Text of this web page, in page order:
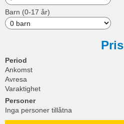
Barn (0-17 år)
Pris
Period
Ankomst
Avresa
Varaktighet
Personer
Inga personer tillåtna